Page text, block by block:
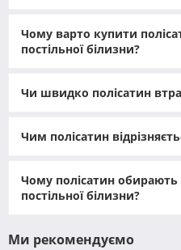
Чому варто купити
постільної білизни?
Чи швидко полісатин
Чим полісатин
Чому полісатин обирають
постільної білизни?
Ми рекомендуємо